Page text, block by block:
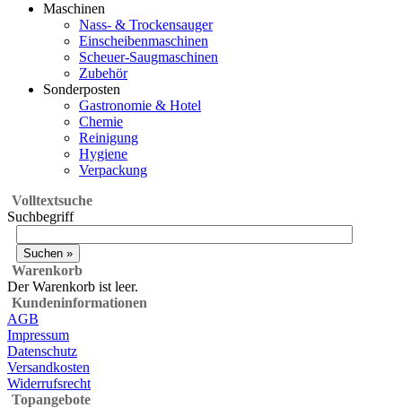
Maschinen
Nass- & Trockensauger
Einscheibenmaschinen
Scheuer-Saugmaschinen
Zubehör
Sonderposten
Gastronomie & Hotel
Chemie
Reinigung
Hygiene
Verpackung
Volltextsuche
Suchbegriff
Warenkorb
Der Warenkorb ist leer.
Kundeninformationen
AGB
Impressum
Datenschutz
Versandkosten
Widerrufsrecht
Topangebote